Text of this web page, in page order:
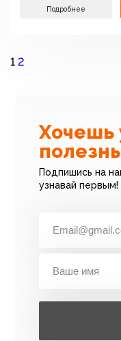
Подробнее
1 2
Хочешь
Подпишись на
узнавай первым!